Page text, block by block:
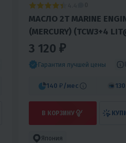
МАСЛО 2T MARINE
(MERCURY) (TCW3+4
5300
3 120 ₽
Гарантия лучшей цены
140 ₽ /мес
В КОРЗИНУ
Япония